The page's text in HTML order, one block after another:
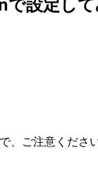
ご注意ください